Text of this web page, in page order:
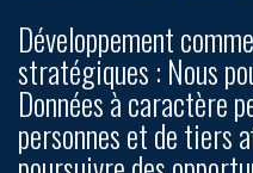
Développement
stratégiques : Nous
Données à caractère
personnes et de tiers